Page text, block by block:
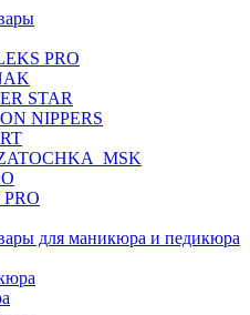
PRO
STAR
NIPPERS
для маникюра и педикюра